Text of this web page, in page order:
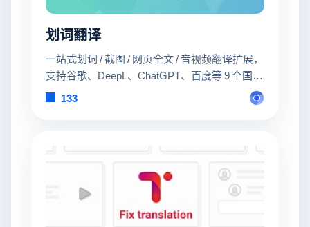
划词翻译
一站式划词 / 截图 / 网页全文 / 音视频翻译扩展，
支持谷歌、DeepL、ChatGPT、百度等 9 个国内
外主流翻译服务，均可用于全文翻译。能在
133